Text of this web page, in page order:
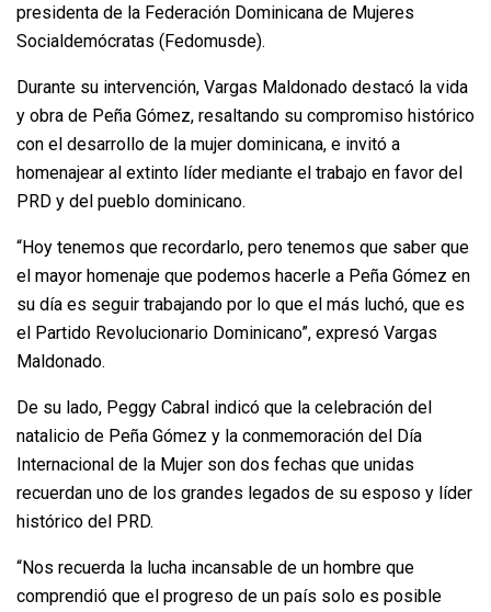
presidenta de la Federación Dominicana de Mujeres
Socialdemócratas (Fedomusde).
Durante su intervención, Vargas Maldonado destacó la vida
y obra de Peña Gómez, resaltando su compromiso histórico
con el desarrollo de la mujer dominicana, e invitó a
homenajear al extinto líder mediante el trabajo en favor del
PRD y del pueblo dominicano.
“Hoy tenemos que recordarlo, pero tenemos que saber que
el mayor homenaje que podemos hacerle a Peña Gómez en
su día es seguir trabajando por lo que el más luchó, que es
el Partido Revolucionario Dominicano”, expresó Vargas
Maldonado.
De su lado, Peggy Cabral indicó que la celebración del
natalicio de Peña Gómez y la conmemoración del Día
Internacional de la Mujer son dos fechas que unidas
recuerdan uno de los grandes legados de su esposo y líder
histórico del PRD.
“Nos recuerda la lucha incansable de un hombre que
comprendió que el progreso de un país solo es posible